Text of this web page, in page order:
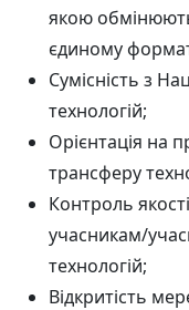
якою
єдиному
Сумісність з
технологій;
Орієнтація на
трансферу
Контроль
учасникам/
технологій;
Відкритість